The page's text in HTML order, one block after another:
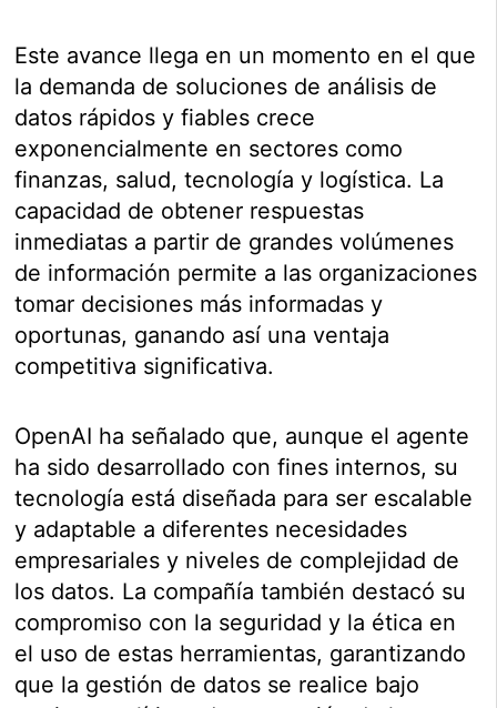
Este avance llega en un momento en el que
la demanda de soluciones de análisis de
datos rápidos y fiables crece
exponencialmente en sectores como
finanzas, salud, tecnología y logística. La
capacidad de obtener respuestas
inmediatas a partir de grandes volúmenes
de información permite a las organizaciones
tomar decisiones más informadas y
oportunas, ganando así una ventaja
competitiva significativa.
OpenAI ha señalado que, aunque el agente
ha sido desarrollado con fines internos, su
tecnología está diseñada para ser escalable
y adaptable a diferentes necesidades
empresariales y niveles de complejidad de
los datos. La compañía también destacó su
compromiso con la seguridad y la ética en
el uso de estas herramientas, garantizando
que la gestión de datos se realice bajo